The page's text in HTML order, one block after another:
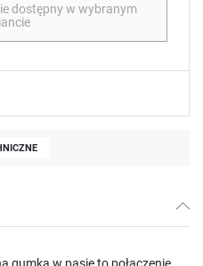
dostępny w wybranym